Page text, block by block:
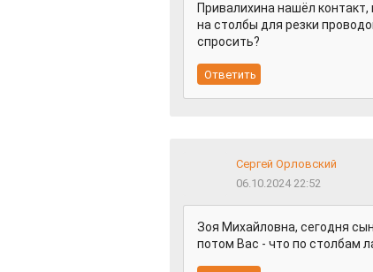
Привалихина нашёл
на столбы для резки
спросить?
Сергей Орловский
06.10.2024 22:52
Зоя Михайловна, сегодня
потом Вас - что по столбам